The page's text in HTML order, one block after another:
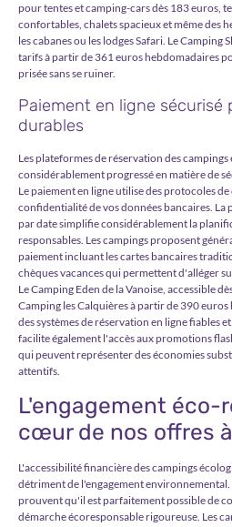
pour tentes et camping-cars dès 183 euros,
confortables, chalets spacieux et même des
les cabanes ou les lodges Safari. Le Camping
tarifs à partir de 361 euros hebdomadaires
prisée sans se ruiner.
Paiement en ligne sécurisé
durables
Les plateformes de réservation des
considérablement progressé en matière de
Le paiement en ligne utilise des protocoles
confidentialité de vos données bancaires. La
par date simplifie considérablement la
responsables. Les campings proposent
paiement incluant les cartes bancaires
chèques vacances qui permettent d'alléger
Le Camping Eden de la Vanoise, accessible
Camping les Calquières à partir de 390
des systèmes de réservation en ligne fiables
facilite également l'accès aux promotions
qui peuvent représenter des économies
attentifs.
L'engagement éco-
cœur de nos offres
L'accessibilité financière des campings
détriment de l'engagement
prouvent qu'il est parfaitement possible de
démarche écoresponsable rigoureuse. Les